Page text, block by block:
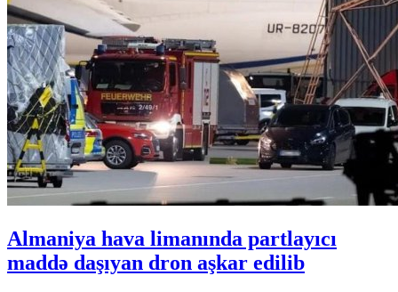
Almaniya hava limanında partlayıcı
maddə daşıyan dron aşkar edilib